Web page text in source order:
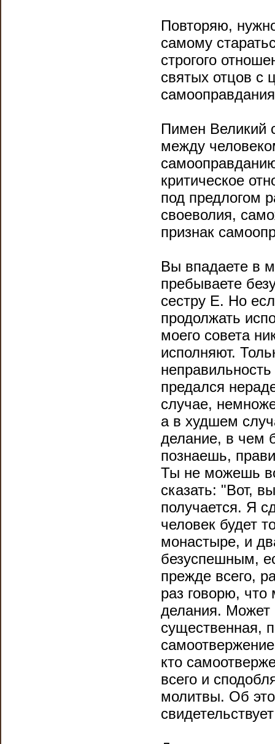
Повторяю,
самому
строгого
святых отцов с
Пимен Великий
между
критическое
под предлогом
своеволия,
признак
Вы впадаете в
пребываете
сестру Е. Но
продолжать
моего совета
исполняют.
предался
случае,
а в худшем
делание, в чем
познаешь,
Ты не можешь
сказать: "Вот,
получается. Я
человек будет
монастыре, и
безуспешным,
прежде всего,
раз говорю, что
делания. Может
существенная,
кто
всего и
молитвы. Об